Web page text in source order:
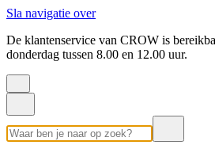
Sla navigatie over
De klantenservice van CROW is
donderdag tussen 8.00 en 12.00 uur.